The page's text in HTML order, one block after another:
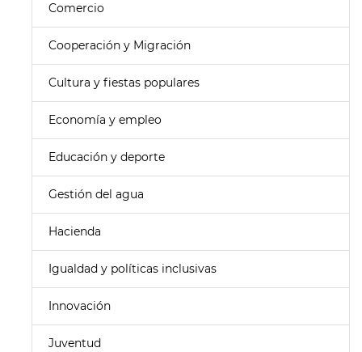
Comercio
Cooperación y Migración
Cultura y fiestas populares
Economía y empleo
Educación y deporte
Gestión del agua
Hacienda
Igualdad y políticas inclusivas
Innovación
Juventud